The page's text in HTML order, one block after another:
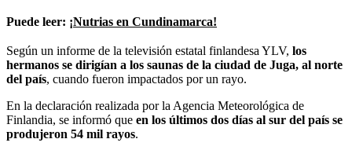
Puede leer: ¡Nutrias en Cundinamarca!
Según un informe de la televisión estatal finlandesa YLV, los
hermanos se dirigían a los saunas de la ciudad de Juga, al norte
del país, cuando fueron impactados por un rayo.
En la declaración realizada por la Agencia Meteorológica de
Finlandia, se informó que en los últimos dos días al sur del país se
produjeron 54 mil rayos.